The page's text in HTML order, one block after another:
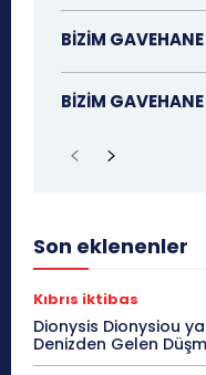
BİZİM GAVEHANE
BİZİM GAVEHANE
Son eklenenler
Kıbrıs iktibas
Dionysis Dionysiou
Denizden Gelen